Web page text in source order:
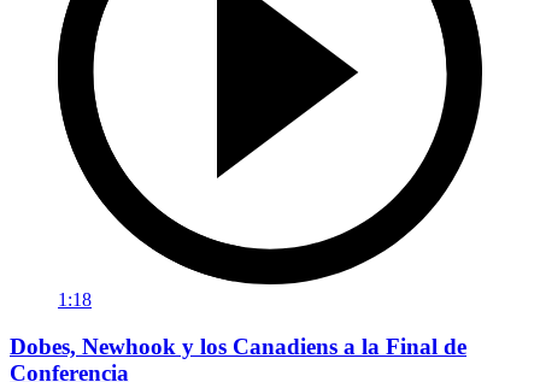
1:18
Dobes, Newhook y los Canadiens a la Final de
Conferencia